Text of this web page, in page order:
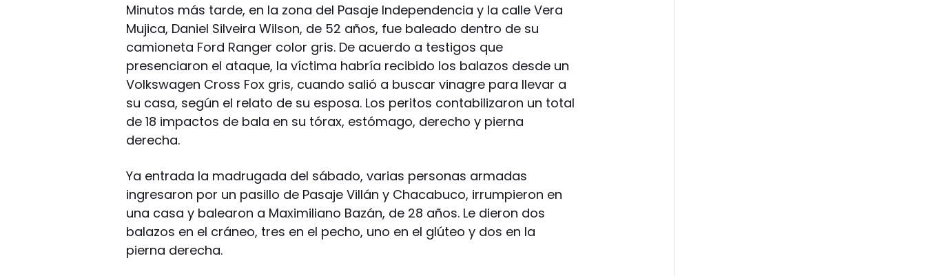
Minutos más tarde, en la zona del Pasaje Independencia y la calle Vera
Mujica, Daniel Silveira Wilson, de 52 años, fue baleado dentro de su
camioneta Ford Ranger color gris. De acuerdo a testigos que
presenciaron el ataque, la víctima habría recibido los balazos desde un
Volkswagen Cross Fox gris, cuando salió a buscar vinagre para llevar a
su casa, según el relato de su esposa. Los peritos contabilizaron un total
de 18 impactos de bala en su tórax, estómago, derecho y pierna
derecha.
Ya entrada la madrugada del sábado, varias personas armadas
ingresaron por un pasillo de Pasaje Villán y Chacabuco, irrumpieron en
una casa y balearon a Maximiliano Bazán, de 28 años. Le dieron dos
balazos en el cráneo, tres en el pecho, uno en el glúteo y dos en la
pierna derecha.